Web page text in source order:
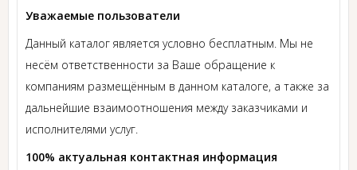
Уважаемые пользователи
Данный каталог является условно бесплатным. Мы не
несём ответственности за Ваше обращение к
компаниям размещённым в данном каталоге, а также за
дальнейшие взаимоотношения между заказчиками и
исполнителями услуг.
100% актуальная контактная информация